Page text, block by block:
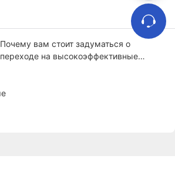
Почему вам стоит задуматься о
переходе на высокоэффективные